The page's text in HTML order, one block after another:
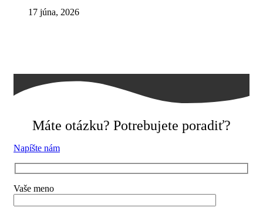
17 júna, 2026
Máte otázku? Potrebujete poradiť?
Napíšte nám
Vaše meno